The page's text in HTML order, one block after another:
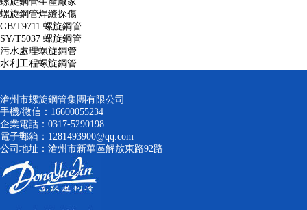
螺旋鋼管焊縫探傷
GB/T9711 螺旋鋼管
SY/T5037 螺旋鋼管
污水處理螺旋鋼管
水利工程螺旋鋼管
滄州市螺旋鋼管集團有限公司
手機/微信：16600055234
企業電話：0317-5290198
電子郵箱：1281493900@qq.com
公司地址：滄州市新華區解放東路92路